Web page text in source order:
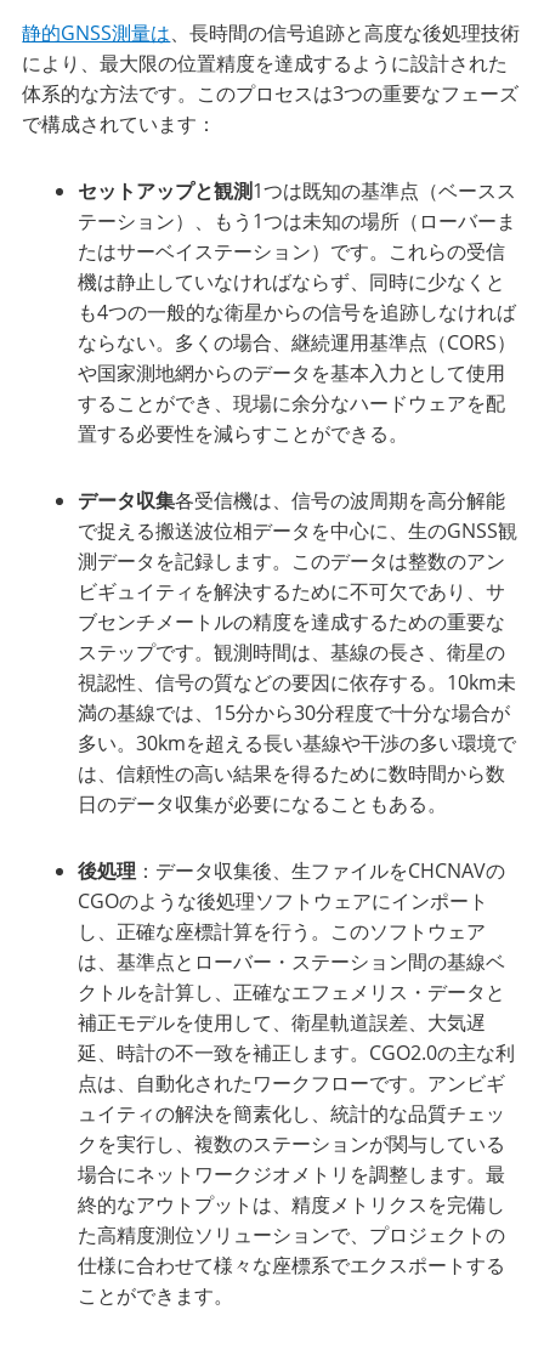
静的GNSS測量は、長時間の信号追跡と高度な後処理技術
により、最大限の位置精度を達成するように設計された
体系的な方法です。このプロセスは3つの重要なフェーズ
で構成されています：
セットアップと観測1つは既知の基準点（ベースス
テーション）、もう1つは未知の場所（ローバーま
たはサーベイステーション）です。これらの受信
機は静止していなければならず、同時に少なくと
も4つの一般的な衛星からの信号を追跡しなければ
ならない。多くの場合、継続運用基準点（CORS）
や国家測地網からのデータを基本入力として使用
することができ、現場に余分なハードウェアを配
置する必要性を減らすことができる。
データ収集各受信機は、信号の波周期を高分解能
で捉える搬送波位相データを中心に、生のGNSS観
測データを記録します。このデータは整数のアン
ビギュイティを解決するために不可欠であり、サ
ブセンチメートルの精度を達成するための重要な
ステップです。観測時間は、基線の長さ、衛星の
視認性、信号の質などの要因に依存する。10km未
満の基線では、15分から30分程度で十分な場合が
多い。30kmを超える長い基線や干渉の多い環境で
は、信頼性の高い結果を得るために数時間から数
日のデータ収集が必要になることもある。
後処理 ：データ収集後、生ファイルをCHCNAVの
CGOのような後処理ソフトウェアにインポート
し、正確な座標計算を行う。このソフトウェア
は、基準点とローバー・ステーション間の基線ベ
クトルを計算し、正確なエフェメリス・データと
補正モデルを使用して、衛星軌道誤差、大気遅
延、時計の不一致を補正します。CGO2.0の主な利
点は、自動化されたワークフローです。アンビギ
ュイティの解決を簡素化し、統計的な品質チェッ
クを実行し、複数のステーションが関与している
場合にネットワークジオメトリを調整します。最
終的なアウトプットは、精度メトリクスを完備し
た高精度測位ソリューションで、プロジェクトの
仕様に合わせて様々な座標系でエクスポートする
ことができます。